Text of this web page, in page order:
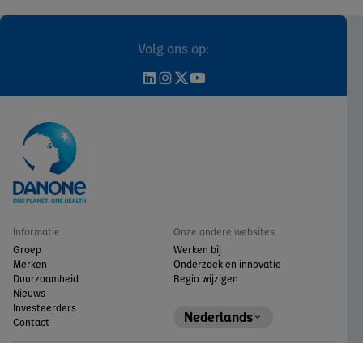
Volg ons op:
Informatie
Groep
Merken
Duurzaamheid
Nieuws
Investeerders
Contact
Onze andere websites
Werken bij
Onderzoek en innovatie
Regio wijzigen
Nederlands